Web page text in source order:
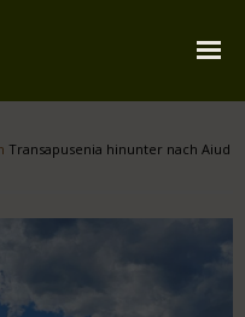
Transapusenia hinunter nach Aiud